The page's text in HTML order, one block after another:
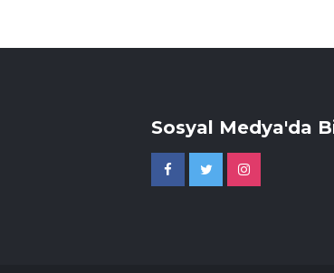
Sosyal Medya'da